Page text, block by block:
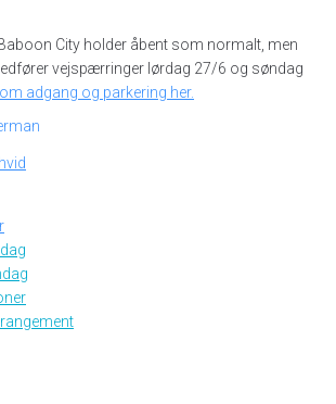
City holder åbent som normalt, men
vejspærringer lørdag 27/6 og søndag
adgang og parkering her.